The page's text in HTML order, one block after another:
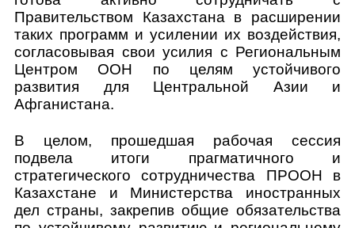
Правительством Казахстана в расширении
таких программ и усилении их воздействия,
согласовывая свои усилия с Региональным
Центром ООН по целям устойчивого
развития для Центральной Азии и
Афганистана.
В целом, прошедшая рабочая сессия
подвела итоги прагматичного и
стратегического сотрудничества ПРООН в
Казахстане и Министерства иностранных
дел страны, закрепив общие обязательства